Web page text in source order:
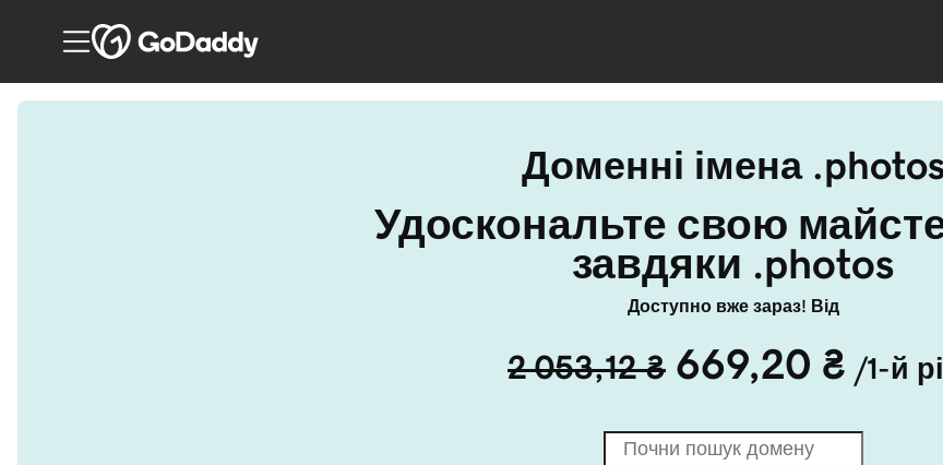
Доменні імена
Удоскональте свою
завдяки .photos
Доступно вже зараз! Від
2 053,12 ₴ 669,20 ₴ /1-й